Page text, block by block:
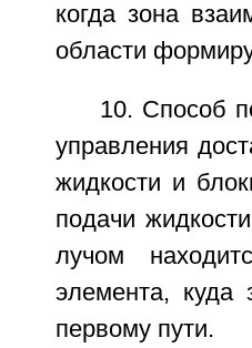
когда зона
области
10. Способ
управления
жидкости и
подачи
лучом
элемента, куда
первому пути.